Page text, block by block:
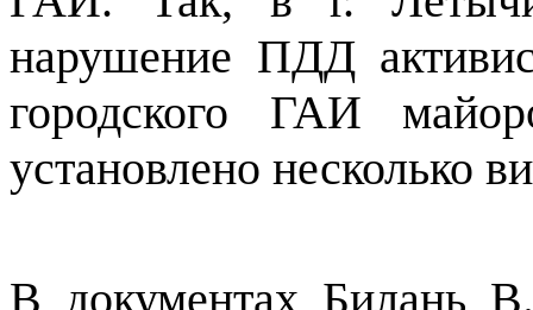
нарушение ПДД
городского ГАИ
установлено несколько
В документах Билань